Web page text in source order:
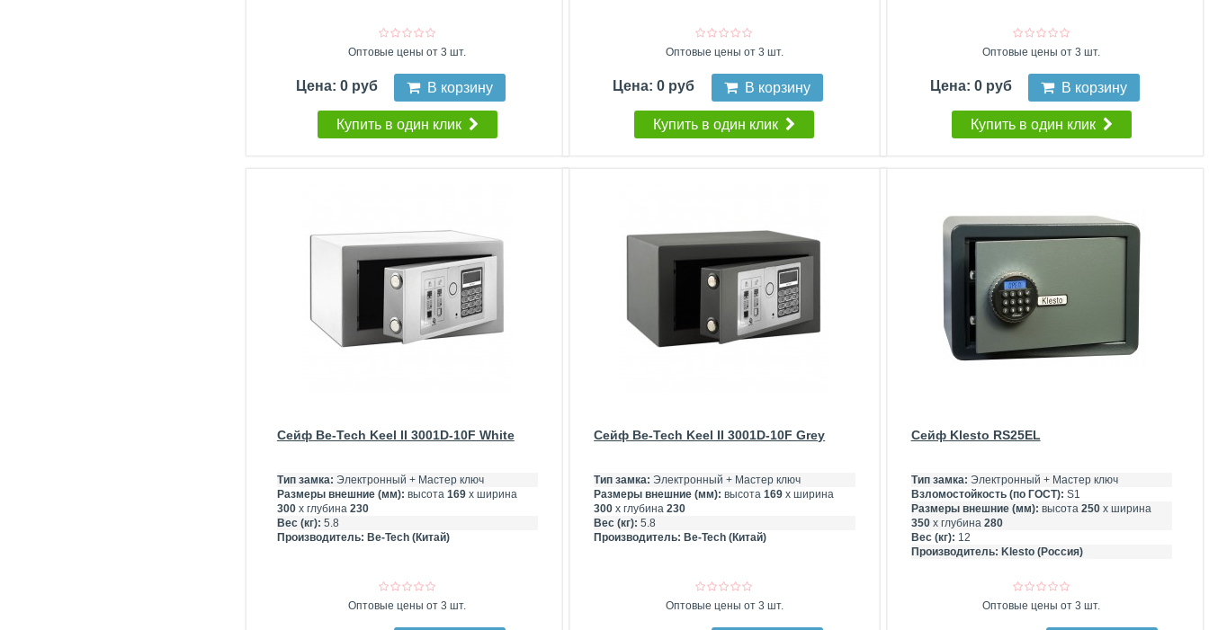
Оптовые цены от 3 шт.
Цена: 0 руб В корзину
Купить в один клик
Оптовые цены от 3 шт.
Цена: 0 руб В корзину
Купить в один клик
Оптовые цены от 3 шт.
Цена: 0 руб В корзину
Купить в один клик
Сейф Be-Tech Keel II 3001D-10F White
Тип замка: Электронный + Мастер ключ
Размеры внешние (мм): высота 169х ширина
300х глубина 230
Вес (кг): 5.8
Производитель: Be-Tech (Китай)
Оптовые цены от 3 шт.
Сейф Be-Tech Keel II 3001D-10F Grey
Тип замка: Электронный + Мастер ключ
Размеры внешние (мм): высота169 х ширина
300 х глубина230
Вес (кг): 5.8
Производитель: Be-Tech (Китай)
Оптовые цены от 3 шт.
Сейф Klesto RS25EL
Тип замка: Электронный + Мастер ключ
Взломостойкость (по ГОСТ): S1
Размеры внешние (мм): высота 250х ширина
350х глубина 280
Вес (кг): 12
Производитель: Klesto (Россия)
Оптовые цены от 3 шт.